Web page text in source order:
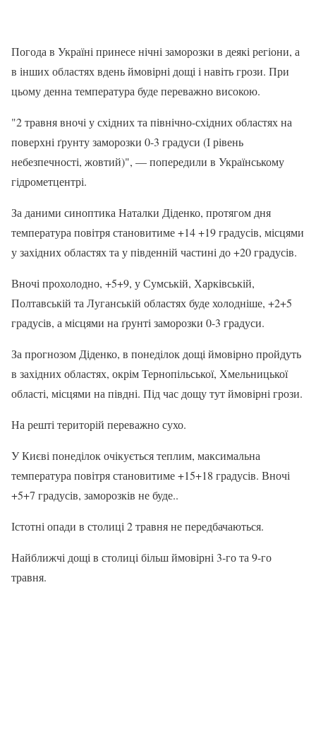
Погода в Україні принесе нічні заморозки в деякі регіони, а
в інших областях вдень ймовірні дощі і навіть грози. При
цьому денна температура буде переважно високою.
"2 травня вночі у східних та північно-східних областях на
поверхні ґрунту заморозки 0-3 градуси (І рівень
небезпечності, жовтий)", — попередили в Українському
гідрометцентрі.
За даними синоптика Наталки Діденко, протягом дня
температура повітря становитиме +14 +19 градусів, місцями
у західних областях та у південній частині до +20 градусів.
Вночі прохолодно, +5+9, у Сумській, Харківській,
Полтавській та Луганській областях буде холодніше, +2+5
градусів, а місцями на ґрунті заморозки 0-3 градуси.
За прогнозом Діденко, в понеділок дощі ймовірно пройдуть
в західних областях, окрім Тернопільської, Хмельницької
області, місцями на півдні. Під час дощу тут ймовірні грози.
На решті територій переважно сухо.
У Києві понеділок очікується теплим, максимальна
температура повітря становитиме +15+18 градусів. Вночі
+5+7 градусів, заморозків не буде..
Істотні опади в столиці 2 травня не передбачаються.
Найближчі дощі в столиці більш ймовірні 3-го та 9-го
травня.